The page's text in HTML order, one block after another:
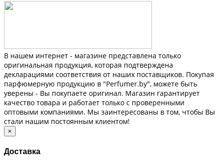
В нашем интернет - магазине представлена только
оригинальная продукция, которая подтверждена
декларациями соответствия от наших поставщиков. Покупая
парфюмерную продукцию в "Perfumer.by", можете быть
уверены - Вы покупаете оригинал. Магазин гарантирует
качество товара и работает только с проверенными
оптовыми компаниями. Мы заинтересованы в том, чтобы Вы
стали нашим постоянным клиентом!
×
Доставка